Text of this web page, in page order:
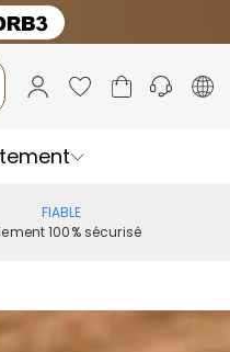
FIABLE
100% sécurisé